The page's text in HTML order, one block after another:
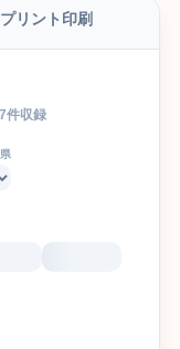
プリント印刷
件収録